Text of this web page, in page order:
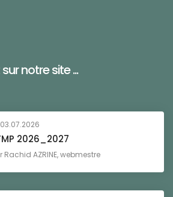
notre site ...
03.07.2026
2026_2027
Rachid AZRINE, webmestre